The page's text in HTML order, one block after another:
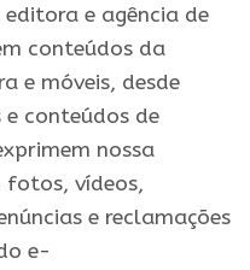
e agência de
conteúdos da
e móveis, desde
conteúdos de
nossa
fotos, vídeos,
e reclamações
e-